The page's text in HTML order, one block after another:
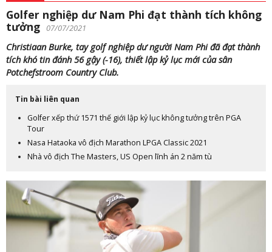
Golfer nghiệp dư Nam Phi đạt thành tích không
tưởng 07/07/2021
Christiaan Burke, tay golf nghiệp dư người Nam Phi đã đạt thành
tích khó tin đánh 56 gậy (-16), thiết lập kỷ lục mới của sân
Potchefstroom Country Club.
Tin bài liên quan
Golfer xếp thứ 1571 thế giới lập kỷ lục không tưởng trên PGA
Tour
Nasa Hataoka vô địch Marathon LPGA Classic 2021
Nhà vô địch The Masters, US Open lĩnh án 2 năm tù